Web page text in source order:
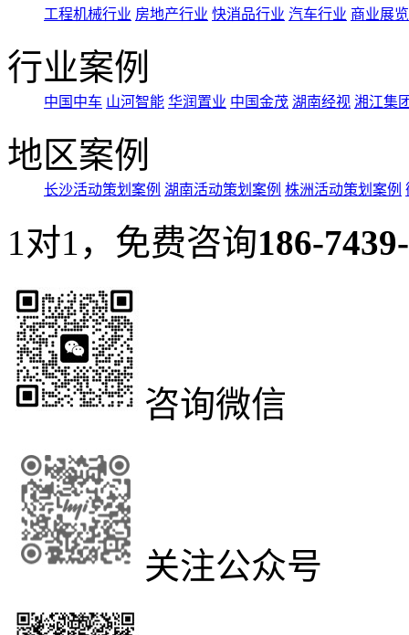
工程机械行业 房地产行业 快消品行业 汽车行业 商业展览
行业案例
中国中车 山河智能 华润置业 中国金茂 湖南经视 湘江集
地区案例
长沙活动策划案例 湖南活动策划案例 株洲活动策划案例
1对1，免费咨询186-
咨询微信
关注公众号